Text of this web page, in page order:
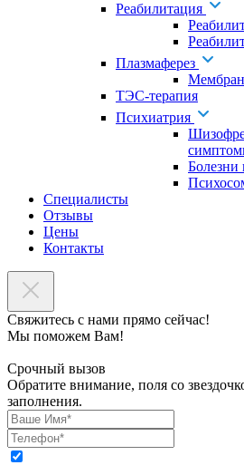
Реабилитация
Плазмаферез
ТЭС-терапия
Психиатрия
Специалисты
Отзывы
Цены
Контакты
Свяжитесь с нами прямо сейчас!
Мы поможем Вам!
Срочный вызов
Обратите внимание, поля со
заполнения.